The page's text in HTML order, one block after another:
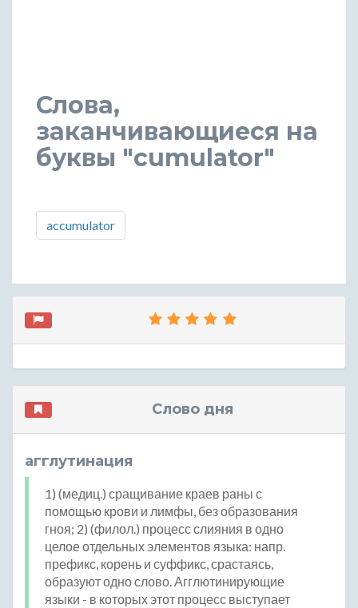
Слова,
заканчивающиеся на
буквы "cumulator"
accumulator
Слово дня
агглутинация
1) (медиц.) сращивание краев раны с
помощью крови и лимфы, без образования
гноя; 2) (филол.) процесс слияния в одно
целое отдельных элементов языка: напр.
префикс, корень и суффикс, срастаясь,
образуют одно слово. Агглютинирующие
языки - в которых этот процесс выступает